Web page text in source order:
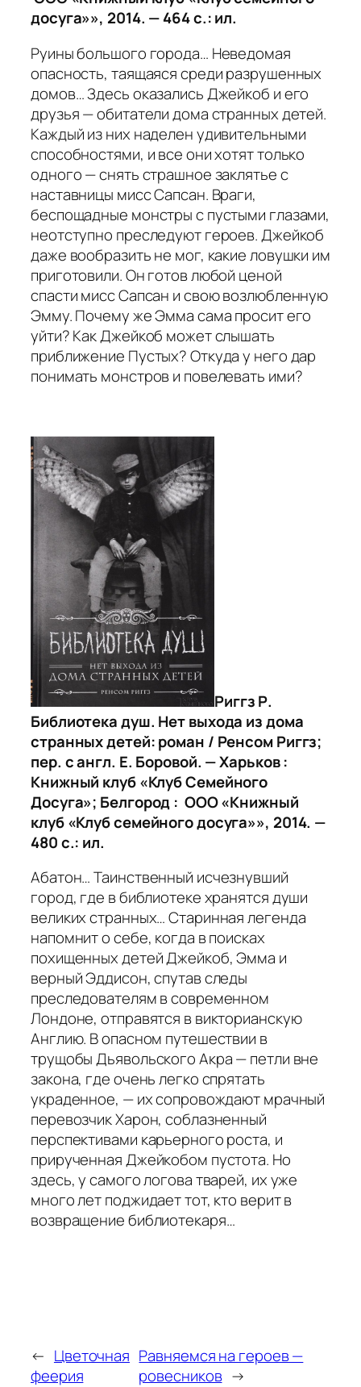
досуга»», 2014. — 464 с.: ил.
Руины большого города… Неведомая
опасность, таящаяся среди разрушенных
домов… Здесь оказались Джейкоб и его
друзья — обитатели дома странных детей.
Каждый из них наделен удивительными
способностями, и все они хотят только
одного — снять страшное заклятье с
наставницы мисс Сапсан. Враги,
беспощадные монстры с пустыми глазами,
неотступно преследуют героев. Джейкоб
даже вообразить не мог, какие ловушки им
приготовили. Он готов любой ценой
спасти мисс Сапсан и свою возлюбленную
Эмму. Почему же Эмма сама просит его
уйти? Как Джейкоб может слышать
приближение Пустых? Откуда у него дар
понимать монстров и повелевать ими?
Риггз Р.
Библиотека душ. Нет выхода из дома
странных детей: роман / Ренсом Риггз;
пер. с англ. Е. Боровой. — Харьков :
Книжный клуб «Клуб Семейного
Досуга»; Белгород : ООО «Книжный
клуб «Клуб семейного досуга»», 2014. —
480 с.: ил.
Абатон… Таинственный исчезнувший
город, где в библиотеке хранятся души
великих странных… Старинная легенда
напомнит о себе, когда в поисках
похищенных детей Джейкоб, Эмма и
верный Эддисон, спутав следы
преследователям в современном
Лондоне, отправятся в викторианскую
Англию. В опасном путешествии в
трущобы Дьявольского Акра — петли вне
закона, где очень легко спрятать
украденное, — их сопровождают мрачный
перевозчик Харон, соблазненный
перспективами карьерного роста, и
прирученная Джейкобом пустота. Но
здесь, у самого логова тварей, их уже
много лет поджидает тот, кто верит в
возвращение библиотекаря…
← Цветочная
феерия
Равняемся на героев —
ровесников →